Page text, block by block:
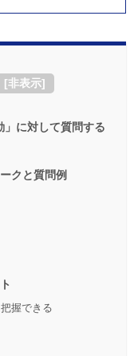
[非表示]
」に対して質問する
クと質問例
握できる